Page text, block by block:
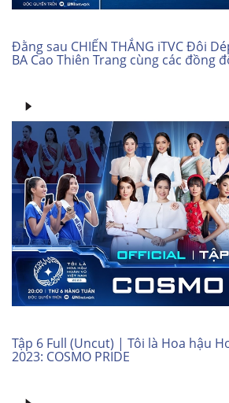
Đằng sau CHIẾN THẮNG iTVC Đôi
BA Cao Thiên Trang cùng các đồng
Tập 6 Full (Uncut) | Tôi là Hoa hậu
2023: COSMO PRIDE